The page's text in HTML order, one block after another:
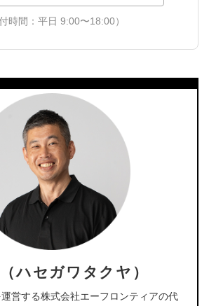
付時間：平日 9:00〜18:00）
ハセガワタクヤ）
営する株式会社エーフロンティアの代